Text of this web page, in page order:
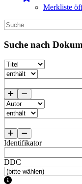
Merkliste
Suche nach
Identifikator
DDC